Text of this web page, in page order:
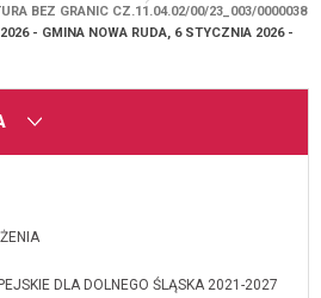
BEZ GRANIC CZ.11.04.02/00/23_003/0000038
- GMINA NOWA RUDA, 6 STYCZNIA 2026 -
DLA DOLNEGO ŚLĄSKA 2021-2027